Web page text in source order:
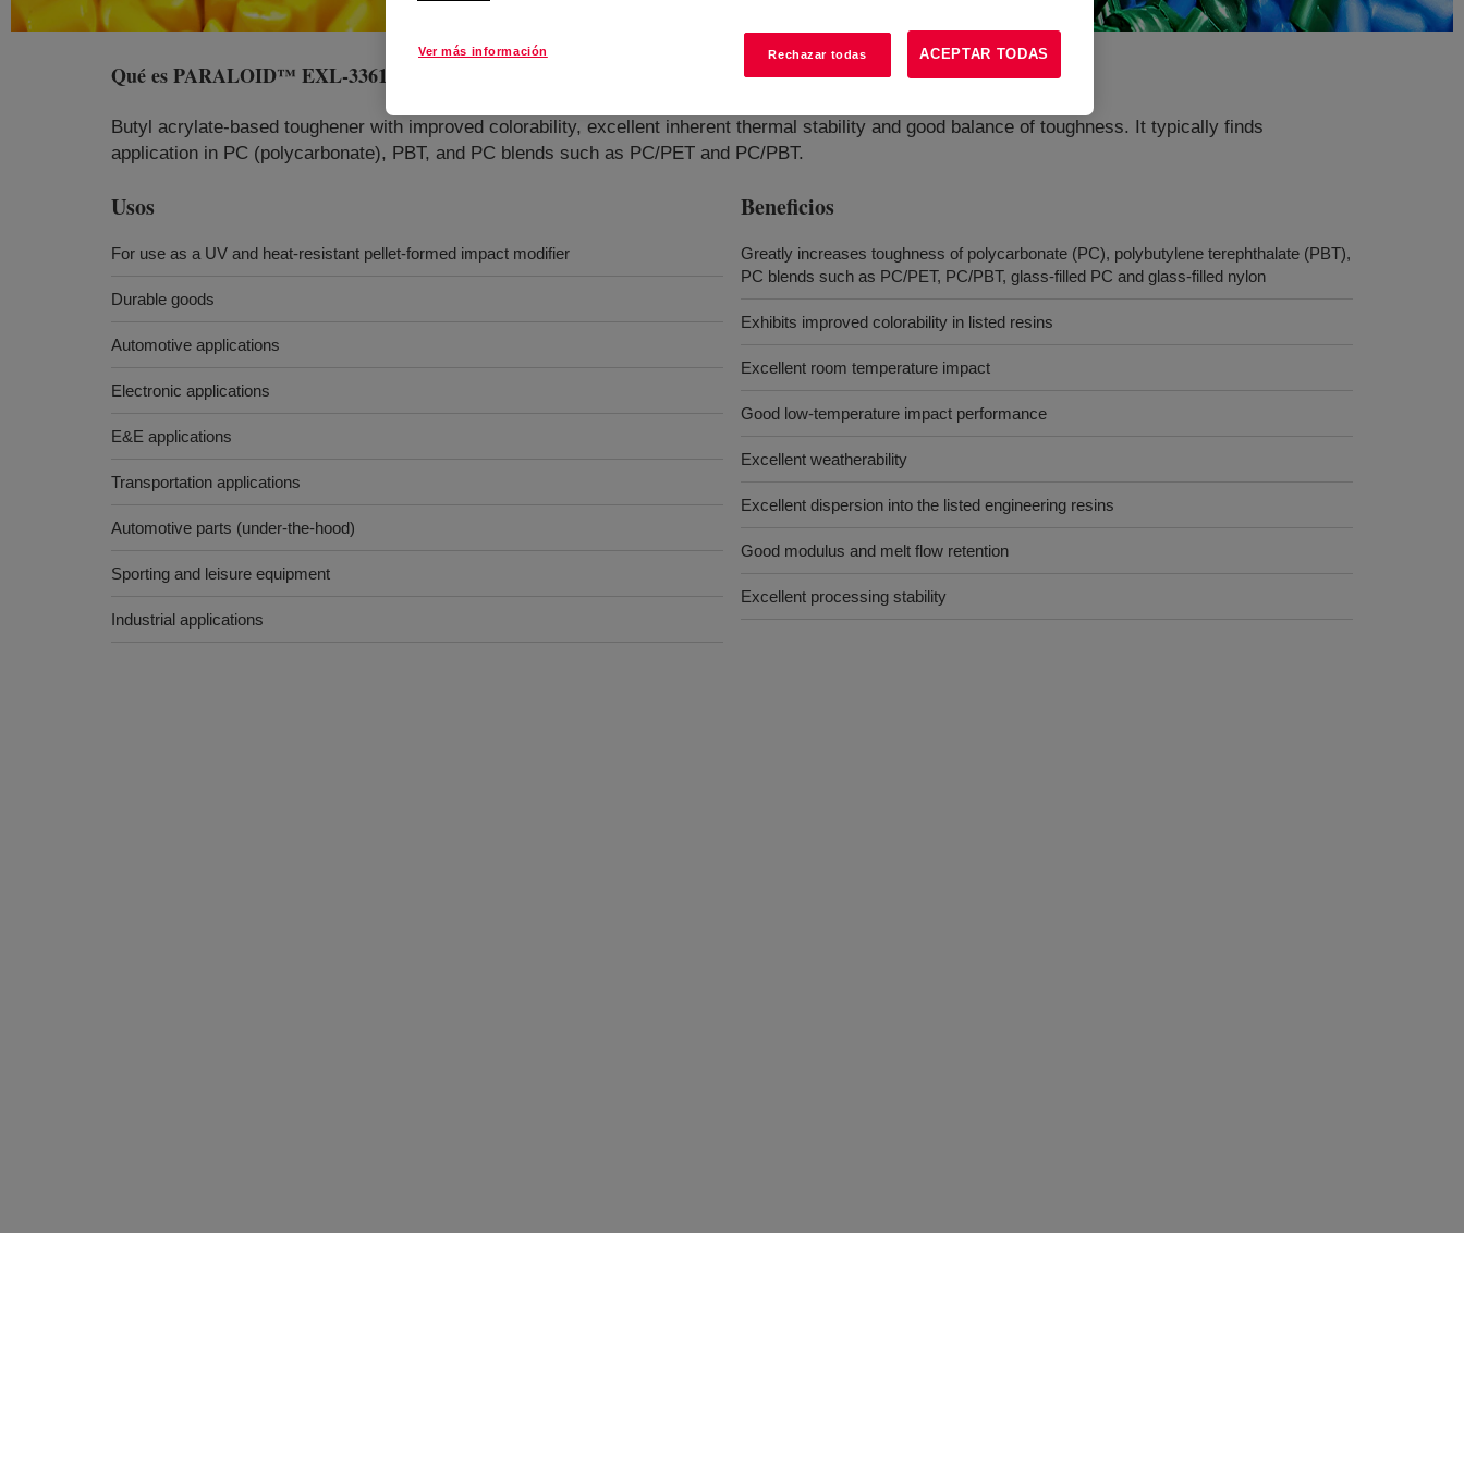
Qué esPARALOID™ EXL-3361 Impact Modifier
Butyl acrylate-based toughener with improved colorability, excellent inherent thermal stability and good balance of toughness. It typically finds
application in PC (polycarbonate), PBT, and PC blends such as PC/PET and PC/PBT.
Usos
For use as a UV and heat-resistant pellet-formed impact modifier
Durable goods
Automotive applications
Electronic applications
E&E applications
Transportation applications
Automotive parts (under-the-hood)
Sporting and leisure equipment
Industrial applications
Beneficios
Greatly increases toughness of polycarbonate (PC), polybutylene terephthalate (PBT),
PC blends such as PC/PET, PC/PBT, glass-filled PC and glass-filled nylon
Exhibits improved colorability in listed resins
Excellent room temperature impact
Good low-temperature impact performance
Excellent weatherability
Excellent dispersion into the listed engineering resins
Good modulus and melt flow retention
Excellent processing stability
Ver más información Rechazar todas ACEPTAR TODAS